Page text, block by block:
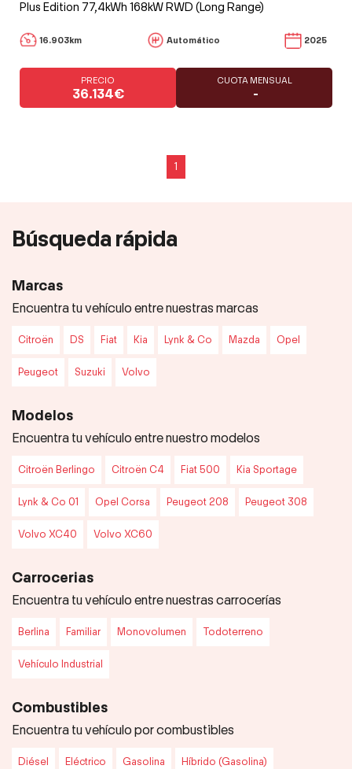
Plus Edition 77,4kWh 168kW RWD (Long Range)
16.903km Automático 2025
PRECIO
36.134€
CUOTA MENSUAL
-
1
Búsqueda rápida
Marcas
Encuentra tu vehículo entre nuestras marcas
Citroën DS Fiat Kia Lynk & Co Mazda Opel
Peugeot Suzuki Volvo
Modelos
Encuentra tu vehículo entre nuestro modelos
Citroën Berlingo Citroën C4 Fiat 500 Kia Sportage
Lynk & Co 01 Opel Corsa Peugeot 208 Peugeot 308
Volvo XC40 Volvo XC60
Carrocerias
Encuentra tu vehículo entre nuestras carrocerías
Berlina Familiar Monovolumen Todoterreno
Vehículo Industrial
Combustibles
Encuentra tu vehículo por combustibles
Diésel Eléctrico Gasolina Híbrido (Gasolina)